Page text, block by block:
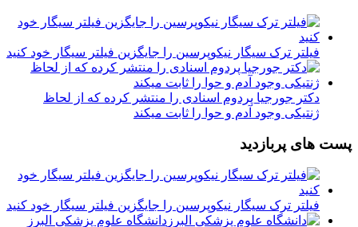
فیلتر ترک سیگار نیکوپرسین را جایگزین فیلتر سیگار خود کنید
دکتر جورجیا پردوم اسنادی را منتشر کرده که از لحاظ
ژنتیکی وجود آدم و حوا را ثابت میکند
پست های پربازدید
فیلتر ترک سیگار نیکوپرسین را جایگزین فیلتر سیگار خود کنید
دانشگاه علوم پزشکی البرز